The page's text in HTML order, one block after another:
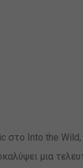
στο Into the Wild,
μια